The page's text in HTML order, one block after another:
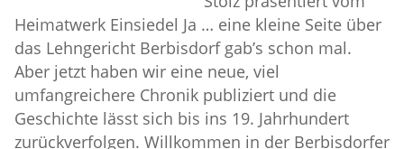
Heimatwerk Einsiedel Ja … eine kleine Seite über
das Lehngericht Berbisdorf gab’s schon mal.
Aber jetzt haben wir eine neue, viel
umfangreichere Chronik publiziert und die
Geschichte lässt sich bis ins 19. Jahrhundert
zurückverfolgen. Willkommen in der Berbisdorfer